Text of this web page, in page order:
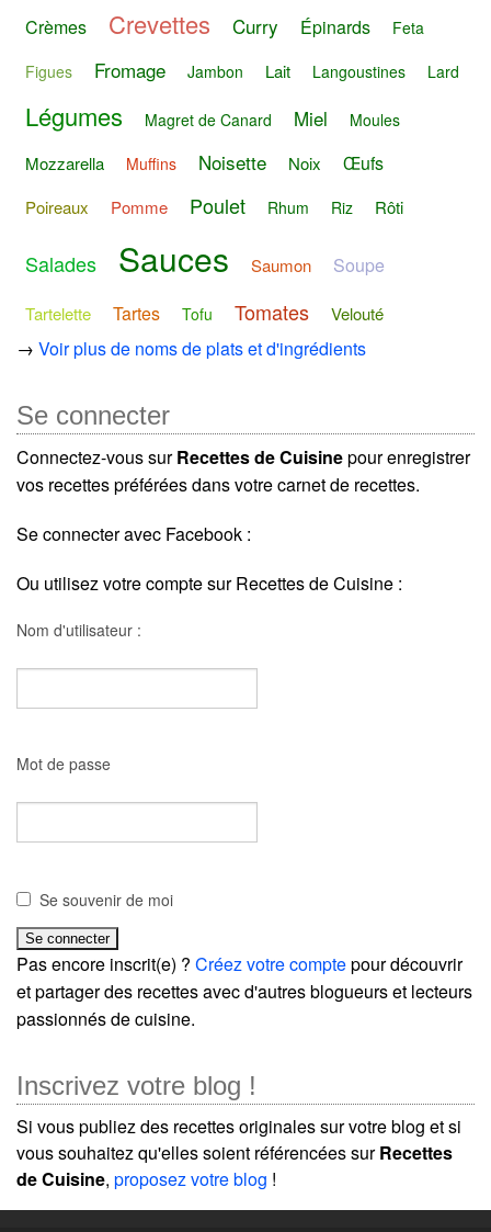
Crèmes Crevettes Curry Épinards
Feta
Figues
Fromage Jambon Lait Langoustines Lard
Légumes Magret de Canard Miel Moules
Mozzarella Muffins Noisette Noix Œufs
Poireaux Pomme Poulet Rhum Riz Rôti
Salades Sauces Saumon Soupe
Tartelette Tartes Tofu Tomates Velouté
→ Voir plus de noms de plats et d'ingrédients
Se connecter
Connectez-vous surRecettes de Cuisinepour enregistrer
vos recettes préférées dans votre carnet de recettes.
Se connecter avec Facebook :
Ou utilisez votre compte sur Recettes de Cuisine :
Nom d'utilisateur :
Mot de passe
Se souvenir de moi
Pas encore inscrit(e) ? Créez votre comptepour découvrir
et partager des recettes avec d'autres blogueurs et lecteurs
passionnés de cuisine.
Inscrivez votre blog !
Si vous publiez des recettes originales sur votre blog et si
vous souhaitez qu'elles soient référencées surRecettes
de Cuisine, proposez votre blog !